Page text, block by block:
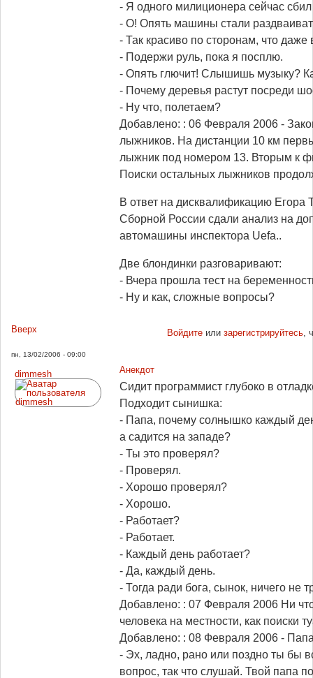
- Я одного милиционера сейчас
- О! Опять машины стали
- Так красиво по сторонам, что даже
- Подержи руль, пока я посплю.
- Опять глючит! Слышишь музыку?
- Почему деревья растут посреди
- Ну что, полетаем?
Добавлено: : 06 Февраля 2006 -
лыжников. На дистанции 10 км
лыжник под номером 13. Вторым к
Поиски остальных лыжников
В ответ на дисквалификацию Егора
Сборной России сдали анализ на
автомашины инспектора Uefa..
Две блондинки разговаривают:
- Вчера прошла тест на
- Ну и как, сложные вопросы?
Вверх Войдитеили зарегистрируйтесь,
пн, 13/02/2006 - 09:00
dimmesh Анекдот
Сидит программист глубоко в
Подходит сынишка:
- Папа, почему солнышко каждый
а садится на западе?
- Ты это проверял?
- Проверял.
- Хорошо проверял?
- Хорошо.
- Работает?
- Работает.
- Каждый день работает?
- Да, каждый день.
- Тогда ради бога, сынок, ничего не
Добавлено: : 07 Февраля 2006 Ни
человека на местности, как поиски
Добавлено: : 08 Февраля 2006 -
- Эх, ладно, рано или поздно ты бы
вопрос, так что слушай. Твой папа